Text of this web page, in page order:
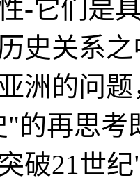
-它们是
史关系
洲的问
的再思考
破21世